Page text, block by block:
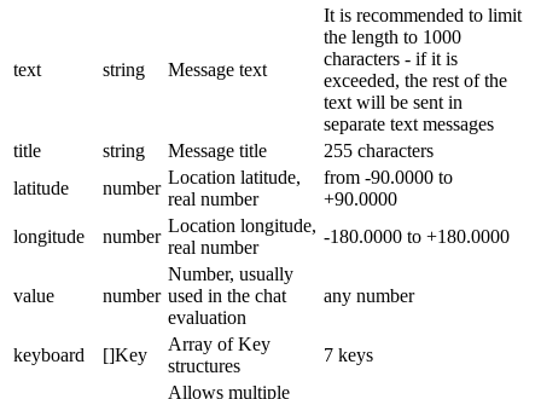
text string Message text
It is recommended to limit
the length to 1000
characters - if it is
exceeded, the rest of the
text will be sent in
separate text messages
title
string Message title
255 characters
latitude
number
Location latitude,
real number
from -90.0000 to
+90.0000
longitude
number
Location longitude,
real number
-180.0000 to +180.0000
value number
Number, usually
used in the chat
evaluation
any number
keyboard []Key
Array of Key
structures
7 keys
Allows multiple